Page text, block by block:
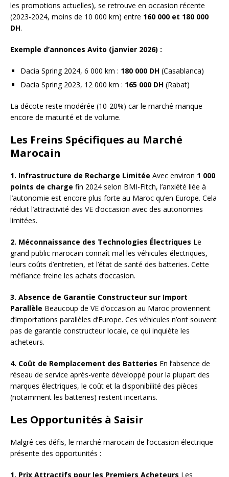
les promotions actuelles), se retrouve en occasion récente
(2023-2024, moins de 10 000 km) entre 160 000 et 180 000
DH.
Exemple d’annonces Avito (janvier 2026) :
Dacia Spring 2024, 6 000 km : 180 000 DH (Casablanca)
Dacia Spring 2023, 12 000 km : 165 000 DH (Rabat)
La décote reste modérée (10-20%) car le marché manque
encore de maturité et de volume.
Les Freins Spécifiques au Marché
Marocain
1. Infrastructure de Recharge Limitée Avec environ 1 000
points de charge fin 2024 selon BMI-Fitch, l’anxiété liée à
l’autonomie est encore plus forte au Maroc qu’en Europe. Cela
réduit l’attractivité des VE d’occasion avec des autonomies
limitées.
2. Méconnaissance des Technologies Électriques Le
grand public marocain connaît mal les véhicules électriques,
leurs coûts d’entretien, et l’état de santé des batteries. Cette
méfiance freine les achats d’occasion.
3. Absence de Garantie Constructeur sur Import
Parallèle Beaucoup de VE d’occasion au Maroc proviennent
d’importations parallèles d’Europe. Ces véhicules n’ont souvent
pas de garantie constructeur locale, ce qui inquiète les
acheteurs.
4. Coût de Remplacement des Batteries En l’absence de
réseau de service après-vente développé pour la plupart des
marques électriques, le coût et la disponibilité des pièces
(notamment les batteries) restent incertains.
Les Opportunités à Saisir
Malgré ces défis, le marché marocain de l’occasion électrique
présente des opportunités :
1. Prix Attractifs pour les Premiers Acheteurs Les